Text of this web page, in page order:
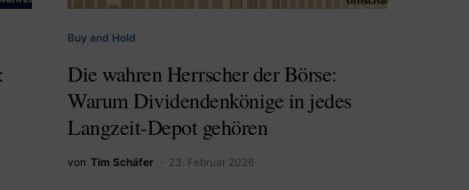
Buy and Hold
Die wahren Herrscher der Börse:
Warum Dividendenkönige in jedes
Langzeit-Depot gehören
von Tim Schäfer 23. Februar 2026